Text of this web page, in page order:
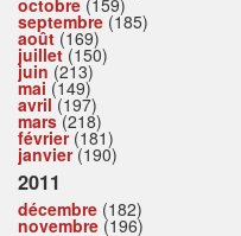
septembre (185)
août (169)
juillet(150)
juin (213)
mai (149)
avril(197)
mars(218)
février(181)
janvier(190)
2011
décembre (182)
novembre (196)